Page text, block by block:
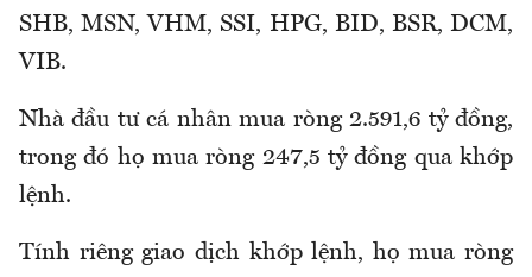
SHB, MSN, VHM, SSI, HPG, BID, BSR, DCM,
VIB.
Nhà đầu tư cá nhân mua ròng 2.591,6 tỷ đồng,
trong đó họ mua ròng 247,5 tỷ đồng qua khớp
lệnh.
Tính riêng giao dịch khớp lệnh, họ mua ròng